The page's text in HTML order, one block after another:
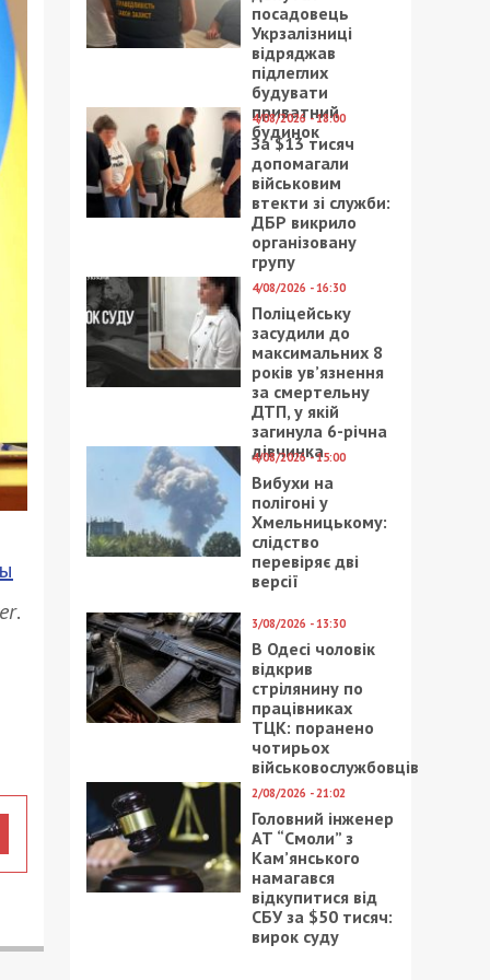
.
посадовець
Укрзалізниці
відряджав
підлеглих
будувати
приватний
будинок
4/08/2026 - 18:00
За $13 тисяч
допомагали
військовим
втекти зі служби:
ДБР викрило
організовану
групу
4/08/2026 - 16:30
Поліцейську
засудили до
максимальних 8
років ув’язнення
за смертельну
ДТП, у якій
загинула 6-річна
дівчинка
4/08/2026 - 15:00
Вибухи на
полігоні у
Хмельницькому:
слідство
перевіряє дві
версії
3/08/2026 - 13:30
В Одесі чоловік
відкрив
стрілянину по
працівниках
ТЦК: поранено
чотирьох
військовослужбовців
2/08/2026 - 21:02
Головний інженер
АТ “Смоли” з
Кам’янського
намагався
відкупитися від
СБУ за $50 тисяч:
вирок суду